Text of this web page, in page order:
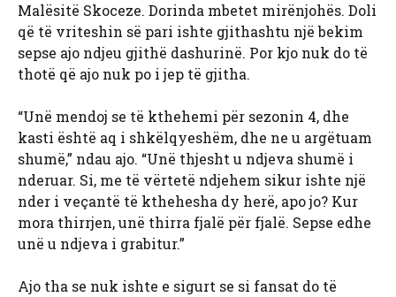
Malësitë Skoceze. Dorinda mbetet mirënjohës. Doli
që të vriteshin së pari ishte gjithashtu një bekim
sepse ajo ndjeu gjithë dashurinë. Por kjo nuk do të
thotë që ajo nuk po i jep të gjitha.
“Unë mendoj se të kthehemi për sezonin 4, dhe
kasti është aq i shkëlqyeshëm, dhe ne u argëtuam
shumë,” ndau ajo. “Unë thjesht u ndjeva shumë i
nderuar. Si, me të vërtetë ndjehem sikur ishte një
nder i veçantë të kthehesha dy herë, apo jo? Kur
mora thirrjen, unë thirra fjalë për fjalë. Sepse edhe
unë u ndjeva i grabitur.”
Ajo tha se nuk ishte e sigurt se si fansat do të